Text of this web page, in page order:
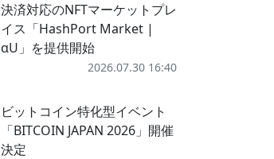
決済対応のNFTマーケットプレ
イス「HashPort Market |
αU」を提供開始
2026.07.30 16:40
ビットコイン特化型イベント
「BITCOIN JAPAN 2026」開催
決定